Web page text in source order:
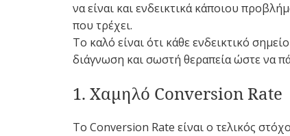
να είναι και ενδεικτικά κάποιου
που τρέχει.
Το καλό είναι ότι κάθε ενδεικτικό
διάγνωση και σωστή θεραπεία ώστε να
1. Χαμηλό Conversion Rate
Το Conversion Rate είναι ο τελικός